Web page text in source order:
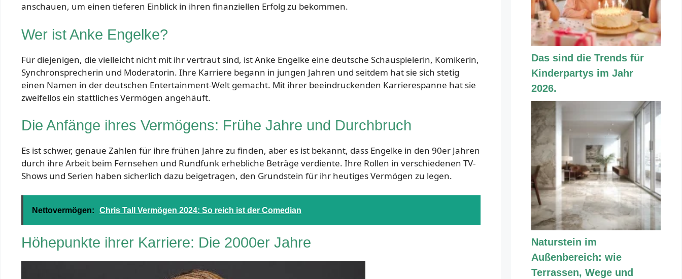
anschauen, um einen tieferen Einblick in ihren finanziellen Erfolg zu bekommen.
Wer ist Anke Engelke?
Für diejenigen, die vielleicht nicht mit ihr vertraut sind, ist Anke Engelke eine deutsche Schauspielerin, Komikerin,
Synchronsprecherin und Moderatorin. Ihre Karriere begann in jungen Jahren und seitdem hat sie sich stetig
einen Namen in der deutschen Entertainment-Welt gemacht. Mit ihrer beeindruckenden Karrierespanne hat sie
zweifellos ein stattliches Vermögen angehäuft.
Die Anfänge ihres Vermögens: Frühe Jahre und Durchbruch
Es ist schwer, genaue Zahlen für ihre frühen Jahre zu finden, aber es ist bekannt, dass Engelke in den 90er Jahren
durch ihre Arbeit beim Fernsehen und Rundfunk erhebliche Beträge verdiente. Ihre Rollen in verschiedenen TV-
Shows und Serien haben sicherlich dazu beigetragen, den Grundstein für ihr heutiges Vermögen zu legen.
Nettovermögen: Chris Tall Vermögen 2024: So reich ist der Comedian
Höhepunkte ihrer Karriere: Die 2000er Jahre
Das sind die Trends für
Kinderpartys im Jahr
2026.
Naturstein im
Außenbereich: wie
Terrassen, Wege und